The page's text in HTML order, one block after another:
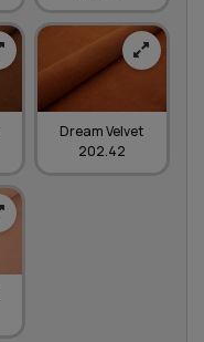
Dream Velvet
202.42